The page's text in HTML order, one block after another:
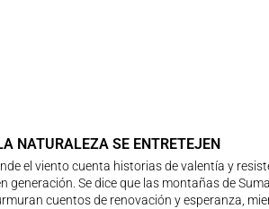
NATURALEZA SE ENTRETEJEN
el viento cuenta historias de valentía y
generación. Se dice que las montañas de
cuentos de renovación y esperanza,